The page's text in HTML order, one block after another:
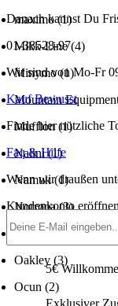
maximo (1)
Mikk-Line (4)
Minymo (1)
Mountain
Mufflon (1)
Nalini (1)
Namuk (1)
Norrøna (3)
Northwave (3)
Oakley (3)
Ocun (2)
Danach kannst Du
01-38528-97
Wir sind von Mo-Fr
Kauf Bewusst
Finde hier nützliche
Faq & Hilfe
Wenn wir draußen
Kundenkonto eröffnen
Gib hier deine E-
5€
Exklusiver